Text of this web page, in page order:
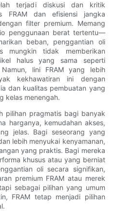
terjadi diskusi dan kritik
FRAM dan efisiensi jangka
filter premium. Memang
penggunaan berat tertentu—
beban, penggantian oli
mungkin tidak memberikan
halus yang sama seperti
lini FRAM yang lebih
kekhawatiran ini dengan
dan kualitas pembuatan yang
kelas menengah.
pilihan pragmatis bagi banyak
harganya, kemudahan akses,
jelas. Bagi seseorang yang
lebih menyukai kenyamanan,
yang praktis. Bagi mereka
khusus atau yang berniat
oli secara signifikan,
premium FRAM atau merek
sebagai pilihan yang umum
FRAM tetap menjadi pilihan